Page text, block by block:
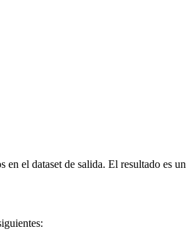
el dataset de salida. El resultado es